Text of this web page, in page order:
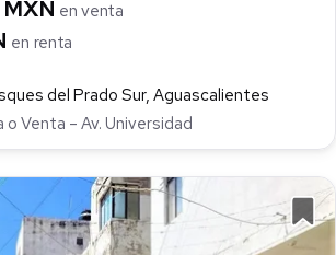
en venta
en renta
del Prado Sur, Aguascalientes
o Venta – Av. Universidad